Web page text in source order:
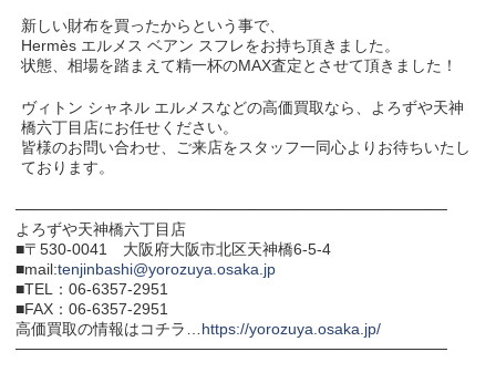
新しい財布を買ったからという事で、
Hermès エルメス ベアン スフレをお持ち頂きました。
状態、相場を踏まえて精一杯のMAX査定とさせて頂きました！
ヴィトン シャネル エルメスなどの高価買取なら、よろずや天神
橋六丁目店にお任せください。
皆様のお問い合わせ、ご来店をスタッフ一同心よりお待ちいたし
ております。
───────────────────────────────────────
よろずや天神橋六丁目店
■〒530-0041 大阪府大阪市北区天神橋6-5-4
■mail:tenjinbashi@yorozuya.osaka.jp
■TEL：06-6357-2951
■FAX：06-6357-2951
高価買取の情報はコチラ…https://yorozuya.osaka.jp/
───────────────────────────────────────